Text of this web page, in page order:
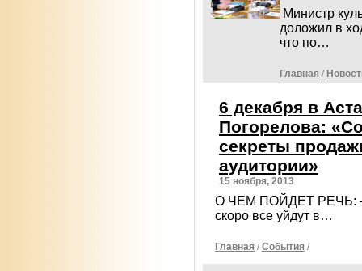
Министр
доложил в
что по…
Главная /
6 декабря в
Погорелова:
секреты
аудитории»
15 ноября, 2013
О ЧЕМ ПОЙДЕТ РЕЧЬ: —
скоро все уйдут в…
Главная /События /